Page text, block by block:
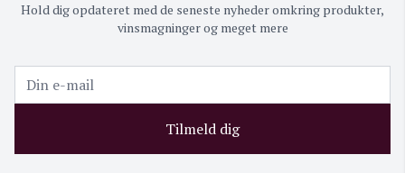
Hold dig opdateret med de seneste nyheder omkring produkter,
vinsmagninger og meget mere
Tilmeld dig